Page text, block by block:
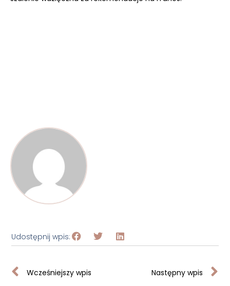
Udostępnij wpis:
Wcześniejszy wpis Następny wpis